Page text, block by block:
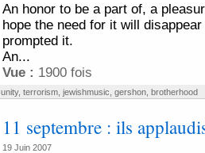
An honor to be a part of, a
hope the need for it will
prompted it.
An...
Vue : 1900 fois
unity, terrorism, jewishmusic gershon, brotherhood
11 septembre : ils
19 Juin 2007